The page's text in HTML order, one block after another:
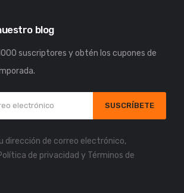
blog
suscriptores y obtén los cupones de
SUSCRÍBETE
dirección de correo electrónico,
de privacidad y Términos de